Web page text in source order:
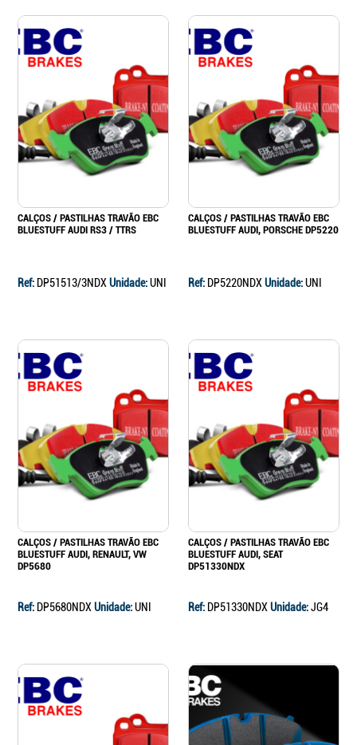
CALÇOS / PASTILHAS TRAVÃO EBC
BLUESTUFF AUDI RS3 / TTRS
Ref: DP51513/3NDXUnidade:UNI
CALÇOS / PASTILHAS TRAVÃO EBC
BLUESTUFF AUDI, PORSCHE DP5220
Ref: DP5220NDXUnidade:UNI
CALÇOS / PASTILHAS TRAVÃO EBC
BLUESTUFF AUDI, RENAULT, VW
DP5680
Ref: DP5680NDXUnidade:UNI
CALÇOS / PASTILHAS TRAVÃO EBC
BLUESTUFF AUDI, SEAT
DP51330NDX
Ref: DP51330NDXUnidade:JG4